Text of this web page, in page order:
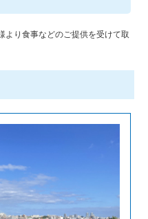
り食事などのご提供を受けて取